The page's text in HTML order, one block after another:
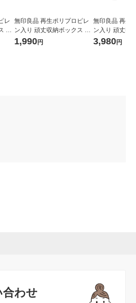
レ
特
無印良品 再生ポリプロピレ
ン入り 頑丈収納ボックス 小
約幅40×奥行39×高さ37cm
1,990円
無印良品 再生
ン入り 頑丈収
約幅40×奥行
3,980円
合わせ